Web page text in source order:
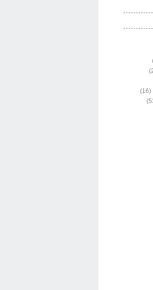
(16)